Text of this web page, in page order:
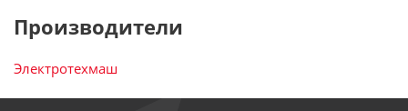
Производители
Электротехмаш